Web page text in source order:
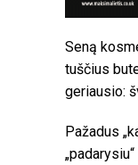
Seną
tuščius
geriausio:
Pažadus